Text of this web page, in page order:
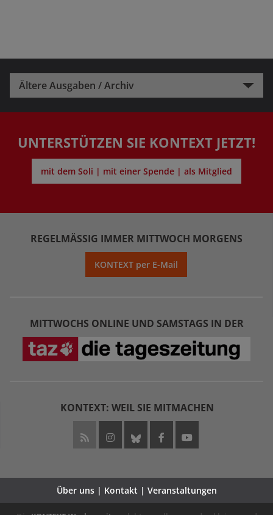
Ältere Ausgaben / Archiv
UNTERSTÜTZEN SIE KONTEXT JETZT!
mit dem Soli | mit einer Spende | als Mitglied
REGELMÄSSIG IMMER MITTWOCH MORGENS
KONTEXT per E-Mail
MITTWOCHS ONLINE UND SAMSTAGS IN DER
KONTEXT: WEIL SIE MITMACHEN
Über uns | Kontakt | Veranstaltungen